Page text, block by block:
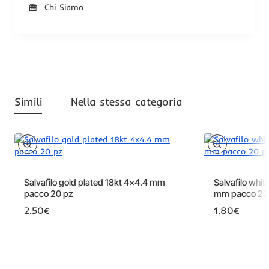
Chi Siamo
Simili Nella stessa categoria
Salvafilo gold plated 18kt 4x4.4 mm
pacco 20 pz
2.50€
Salvafilo
mm pacco
1.80€